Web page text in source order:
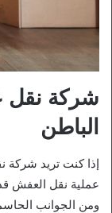
شركة نقل
الباطن
إذا كنت تريد
عملية نقل العفش
ومن الجوانب